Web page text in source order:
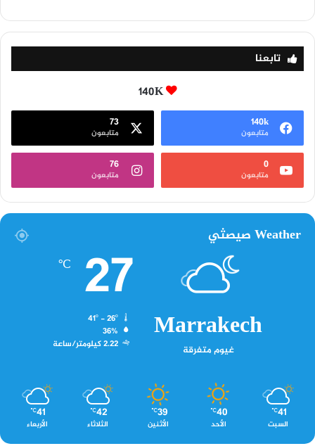
تابعنا
140K
140k
متابعون
73
متابعون
0
متابعون
76
متابعون
Weather صيصثي
Marrakech
غيوم متفرقة
27
℃
36%
2.22 كيلومتر/ساعة
41
℃
السبت
40
℃
الأحد
39
℃
الأثنين
42
℃
الثلاثاء
41
℃
الأربعاء